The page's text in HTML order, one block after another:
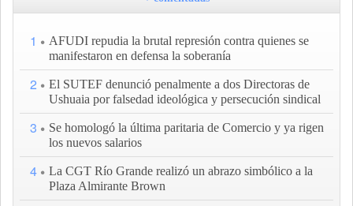
1
AFUDI repudia la brutal represión contra quienes se
manifestaron en defensa la soberanía
2
El SUTEF denunció penalmente a dos Directoras de
Ushuaia por falsedad ideológica y persecución sindical
3
Se homologó la última paritaria de Comercio y ya rigen
los nuevos salarios
4
La CGT Río Grande realizó un abrazo simbólico a la
Plaza Almirante Brown